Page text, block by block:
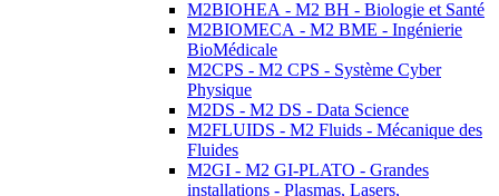
M2BIOHEA - M2 BH - Biologie et Santé
M2BIOMECA - M2 BME - Ingénierie
BioMédicale
M2CPS - M2 CPS - Système Cyber
Physique
M2DS - M2 DS - Data Science
M2FLUIDS - M2 Fluids - Mécanique des
Fluides
M2GI - M2 GI-PLATO - Grandes
installations - Plasmas, Lasers,